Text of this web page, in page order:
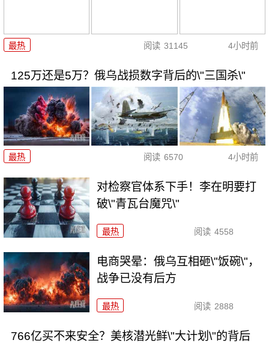
最热 阅读 31145 4小时前
125万还是5万？俄乌战损数字背后的\"三国杀\"
最热 阅读 6570 4小时前
对检察官体系下手！李在明要打
破\"青瓦台魔咒\"
最热 阅读 4558
电商哭晕：俄乌互相砸\"饭碗\"，
战争已没有后方
最热 阅读 2888
766亿买不来安全？美核潜光鲜\"大计划\"的背后